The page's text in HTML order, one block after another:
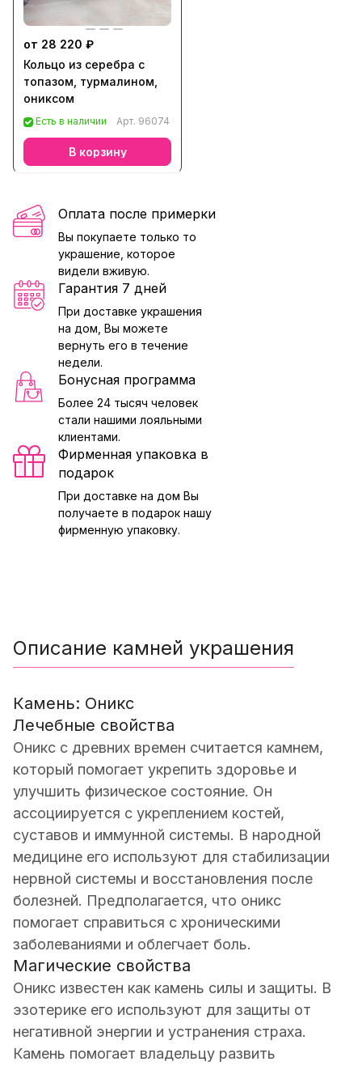
от 28 220 ₽
Кольцо из серебра с
топазом, турмалином,
ониксом
Есть в наличии Арт. 96074
В корзину
Оплата после примерки
Вы покупаете только то
украшение, которое
видели вживую.
Гарантия 7 дней
При доставке украшения
на дом, Вы можете
вернуть его в течение
недели.
Бонусная программа
Более 24 тысяч человек
стали нашими лояльными
клиентами.
Фирменная упаковка в
подарок
При доставке на дом Вы
получаете в подарок нашу
фирменную упаковку.
Описание камней украшения
Камень: Оникс
Лечебные свойства
Оникс с древних времен считается камнем,
который помогает укрепить здоровье и
улучшить физическое состояние. Он
ассоциируется с укреплением костей,
суставов и иммунной системы. В народной
медицине его используют для стабилизации
нервной системы и восстановления после
болезней. Предполагается, что оникс
помогает справиться с хроническими
заболеваниями и облегчает боль.
Магические свойства
Оникс известен как камень силы и защиты. В
эзотерике его используют для защиты от
негативной энергии и устранения страха.
Камень помогает владельцу развить